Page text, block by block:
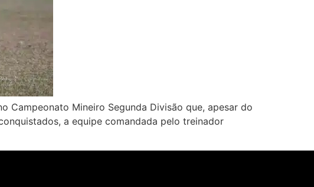
Campeonato Mineiro Segunda Divisão que, apesar do
a equipe comandada pelo treinador